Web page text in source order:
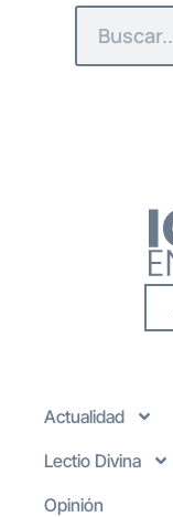
Actualidad
Lectio Divina
Opinión